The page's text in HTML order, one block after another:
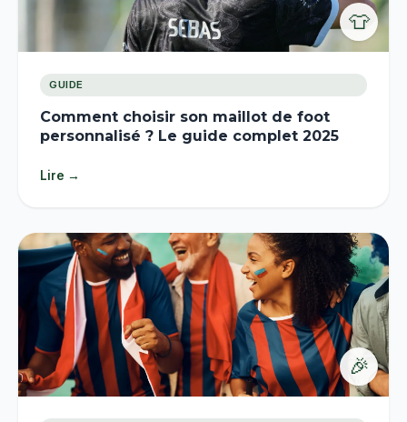
👕
GUIDE
Comment choisir son maillot de foot
personnalisé ? Le guide complet 2025
Lire →
🎉